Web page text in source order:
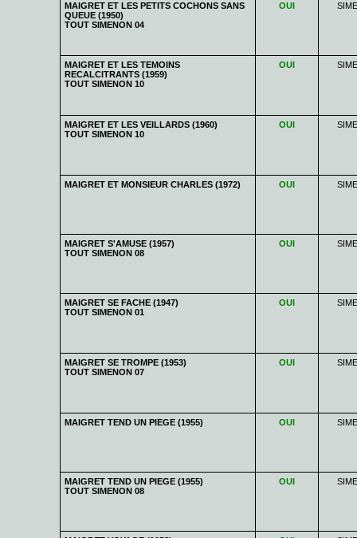
MAIGRET ET LES PETITS COCHONS SANS
QUEUE (1950)
TOUT SIMENON 04
OUI
MAIGRET ET LES TEMOINS
RECALCITRANTS (1959)
TOUT SIMENON 10
OUI
MAIGRET ET LES VEILLARDS (1960)
TOUT SIMENON 10
OUI
MAIGRET ET MONSIEUR CHARLES (1972) OUI
MAIGRET S'AMUSE (1957)
TOUT SIMENON 08
OUI
MAIGRET SE FACHE (1947)
TOUT SIMENON 01
OUI
MAIGRET SE TROMPE (1953)
TOUT SIMENON 07
OUI
MAIGRET TEND UN PIEGE (1955) OUI
MAIGRET TEND UN PIEGE (1955)
TOUT SIMENON 08
OUI